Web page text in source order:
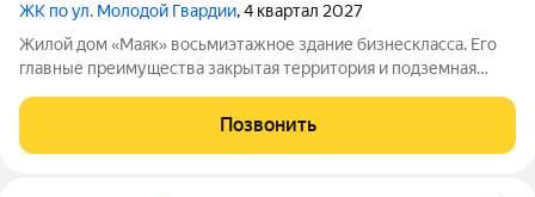
ЖК по ул. Молодой Гвардии, 4 квартал 2027
Жилой дом «Маяк» восьмиэтажное здание бизнескласса. Его
главные преимущества закрытая территория и подземная
38квартир. Компактность комплекса помогает создать
дружелюбную атмосферу и
Позвонить